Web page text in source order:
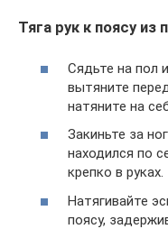
Тяга рук к поясу из
Сядьте на пол
вытяните
натяните на
Закиньте за
находился по
крепко в руках.
Натягивайте
поясу,